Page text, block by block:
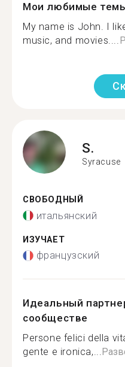
Мои любимые
My name is John. I
music, and movies....
S.
Syracuse
СВОБОДНЫЙ
итальянский
ИЗУЧАЕТ
французский
Идеальный
сообществе
Persone felici della
gente e ironica,...